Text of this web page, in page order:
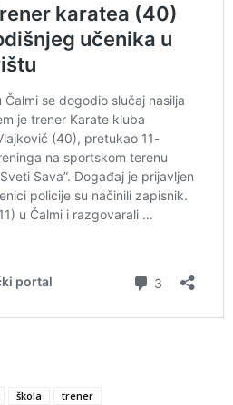
škola trener